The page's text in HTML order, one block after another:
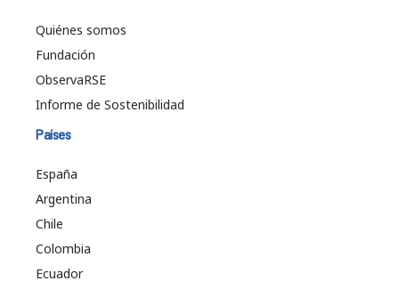
Quiénes somos
Fundación
ObservaRSE
Informe de Sostenibilidad
Países
España
Argentina
Chile
Colombia
Ecuador